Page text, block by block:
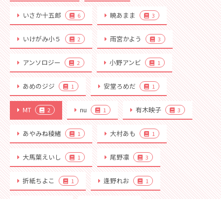
いさか十五郎 6 暁あまま 3
いけがみ小５ 2 雨宮かよう 3
アンソロジー 2 小野アンビ 1
あめのジジ 1 安堂ろめだ 1
MT 2 nu 1 有木映子 3
あやみね稜緒 1 大村あも 1
大馬葉えいし 1 尾野凛 3
折紙ちよこ 1 逢野れお 1